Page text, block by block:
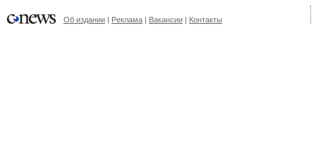
Об издании | Реклама | Вакансии | Контакты